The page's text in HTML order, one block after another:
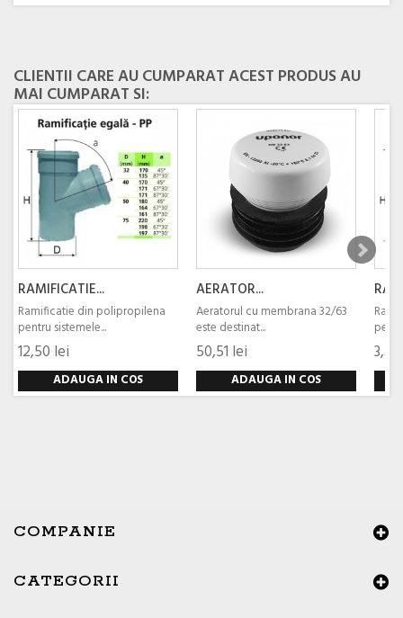
CLIENTII CARE AU CUMPARAT ACEST PRODUS AU
MAI CUMPARAT SI:
RAMIFICATIE...
Ramificatie din polipropilena
pentru sistemele...
12,50 lei
ADAUGA IN COS
AERATOR...
Aeratorul cu membrana 32/63
este destinat...
50,51 lei
ADAUGA IN COS
COMPANIE
CATEGORII